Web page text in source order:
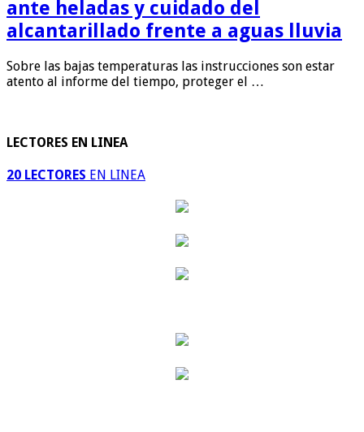
ante heladas y cuidado del
alcantarillado frente a aguas lluvia
Sobre las bajas temperaturas las instrucciones son estar
atento al informe del tiempo, proteger el …
LECTORES EN LINEA
20 LECTORES EN LINEA